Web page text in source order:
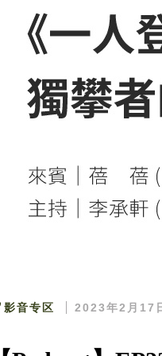
影音专区 2023年2月17